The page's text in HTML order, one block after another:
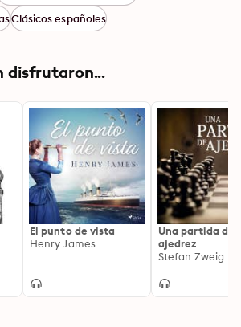
Clásicos españoles
disfrutaron...
El punto de vista
Henry James
Una partida de
ajedrez
Stefan Zweig